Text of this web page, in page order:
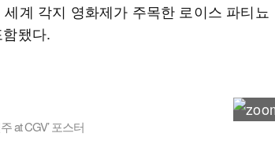
계 각지 영화제가 주목한 로이스 파티뇨
함됐다.
at CGV’ 포스터